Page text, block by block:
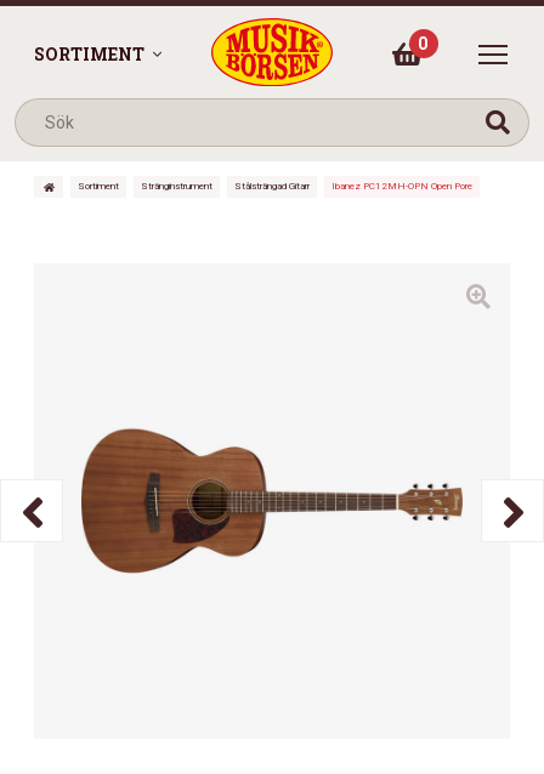
SORTIMENT 0
Sortiment Stränginstrument Stålsträngad Gitarr Ibanez PC12MH-OPN Open Pore